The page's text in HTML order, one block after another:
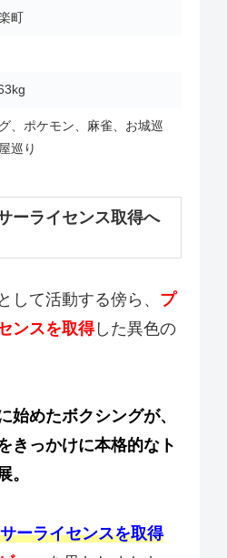
町
、ポケモン、麻雀、お城巡
巡り
ーライセンス取得へ
して活動する傍ら、 プ
ンスを取得した異色の
始めたボクシングが、
きっかけに本格的なト
。
ーライセンスを取得